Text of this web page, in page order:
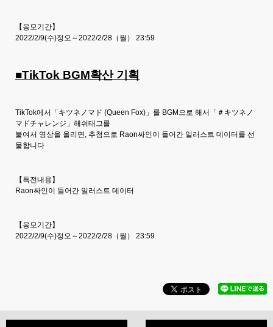
【응모기간】
2022/2/9(수)정오～2022/2/28（월） 23:59
■TikTok BGM확산 기획
TikTok에서「キツネノマド (Queen Fox)」를 BGM으로 해서「＃キツネノ
マドチャレンジ」해쉬태그를
붙여서 영상을 올리면, 추첨으로 Raon싸인이 들어간 일러스트 데이터를 선
물합니다
【특전내용】
Raon싸인이 들어간 일러스트 데이터
【응모기간】
2022/2/9(수)정오～2022/2/28（월） 23:59